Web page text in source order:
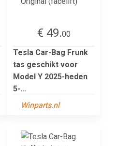
€ 49.00
Tesla Car-Bag Frunk
tas geschikt voor
Model Y 2025-heden
5-...
Winparts.nl